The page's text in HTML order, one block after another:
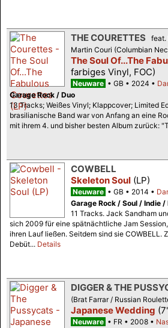
THE COURETTES
feat.
Martin Couri (Columbian
The Soul Of...The
farbiges Vinyl, FOC)
Neuware GB 2024
Garage Rock / Duo
13 Tracks; Weißes Vinyl; Klappcover; Limited
brasilianische Band war von Anfang an eine
mit ihrem 4. und bisher besten Album zurück:
COWBELL
Skeleton Soul (LP)
Neuware GB 2014
Garage Rock / Soul / Indie /
11 Tracks. Jack Sandham
sich 2009 für eine spätnächtliche Jam
ihren Lauf ließen. Seitdem sind sie COWBELL.
Debüt... Details
DIGGER & THE
(Brat Farrar / Russian
Japanese Wedding
Neuware FR 2008